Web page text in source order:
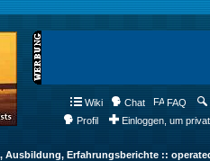
Wiki Chat FAQ
Profil
Einloggen, um
Ausbildung, Erfahrungsberichte ::